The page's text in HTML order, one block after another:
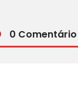
0 Comentário